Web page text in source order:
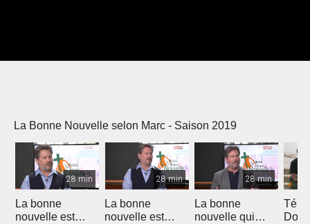
La Bonne Nouvelle selon Marc - Saison 2019
28 min
La bonne
nouvelle est
28 min
La bonne
nouvelle est
28 min
La bonne
nouvelle qui